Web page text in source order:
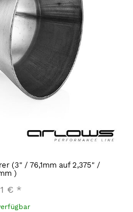
(3" / 76,1mm auf 2,375" /
)
€ *